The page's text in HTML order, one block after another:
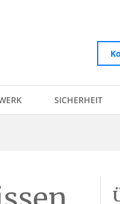
SICHERHEIT